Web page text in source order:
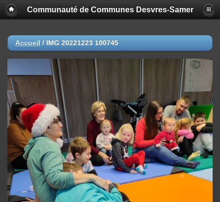
Communauté de Communes Desvres-Samer
Accueil / IMG 20221223 100745